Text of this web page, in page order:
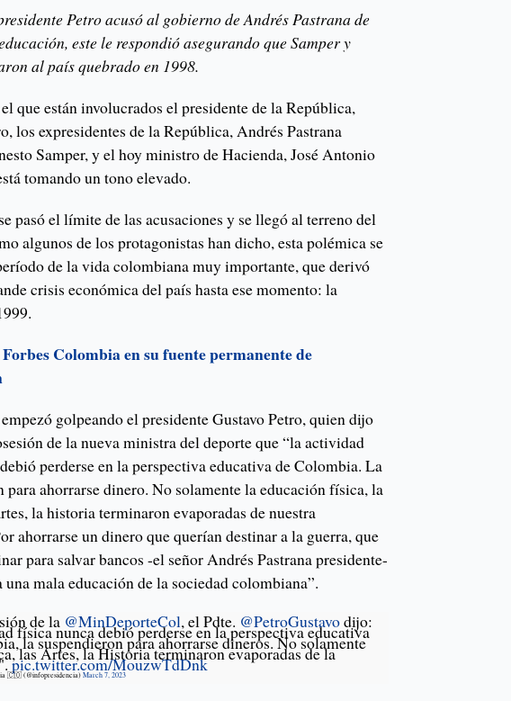
Petro acusó al gobierno de Andrés Pastrana de
este le respondió asegurando que Samper y
al país quebrado en 1998.
que están involucrados el presidente de la República,
los expresidentes de la República, Andrés Pastrana
Samper, y el hoy ministro de Hacienda, José Antonio
tomando un tono elevado.
pasó el límite de las acusaciones y se llegó al terreno del
algunos de los protagonistas han dicho, esta polémica se
de la vida colombiana muy importante, que derivó
crisis económica del país hasta ese momento: la
Colombia en su fuente permanente de
golpeando el presidente Gustavo Petro, quien dijo
de la nueva ministra del deporte que “la actividad
perderse en la perspectiva educativa de Colombia. La
para ahorrarse dinero. No solamente la educación física, la
la historia terminaron evaporadas de nuestra
ahorrarse un dinero que querían destinar a la guerra, que
para salvar bancos -el señor Andrés Pastrana presidente-
una mala educación de la sociedad colombiana”.
de la @MinDeporteCol, el Pdte. @PetroGustavodijo:
física nunca debió perderse en la perspectiva educativa
la suspendieron para ahorrarse dineros. No solamente
las Artes, la Historia terminaron evaporadas de la
pic.twitter.com/MouzwTdDnk
🇨🇴 (@infopresidencia)March 7, 2023